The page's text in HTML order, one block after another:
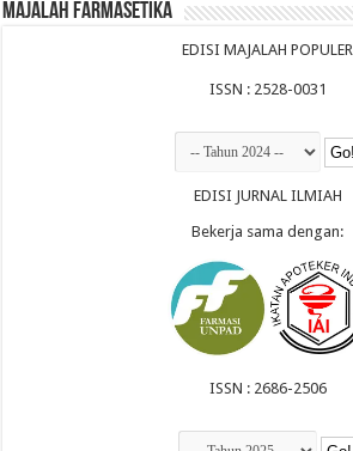
Majalah Farmasetika
EDISI MAJALAH POPULER
ISSN : 2528-0031
EDISI JURNAL ILMIAH
Bekerja sama dengan:
ISSN : 2686-2506